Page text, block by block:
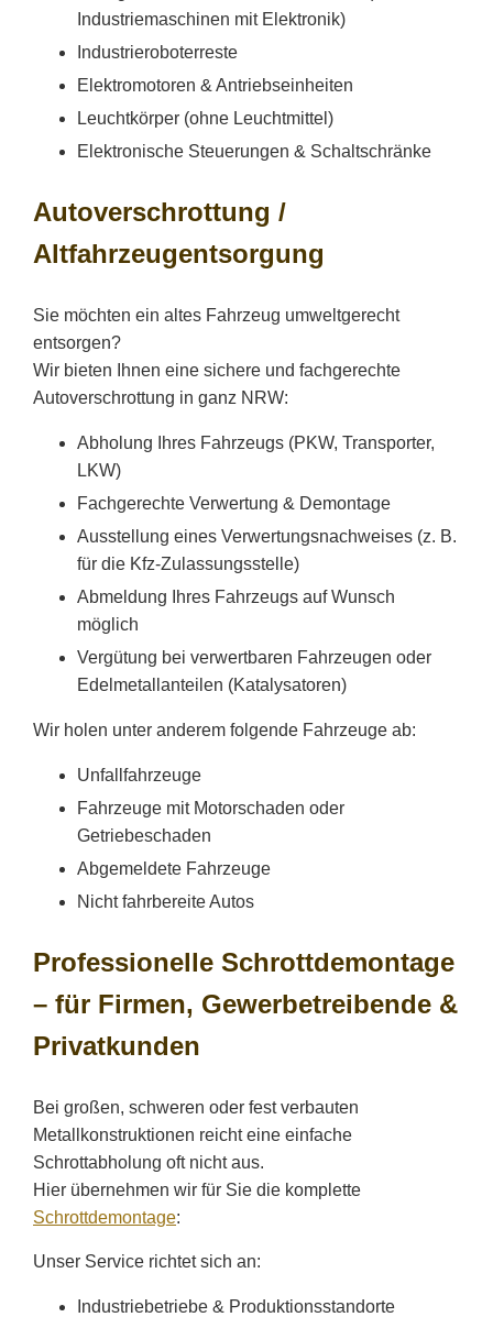
Industriemaschinen mit Elektronik)
Industrieroboterreste
Elektromotoren & Antriebseinheiten
Leuchtkörper (ohne Leuchtmittel)
Elektronische Steuerungen & Schaltschränke
Autoverschrottung /
Altfahrzeugentsorgung
Sie möchten ein altes Fahrzeug umweltgerecht
entsorgen?
Wir bieten Ihnen eine sichere und fachgerechte
Autoverschrottung in ganz NRW:
Abholung Ihres Fahrzeugs (PKW, Transporter,
LKW)
Fachgerechte Verwertung & Demontage
Ausstellung eines Verwertungsnachweises (z. B.
für die Kfz-Zulassungsstelle)
Abmeldung Ihres Fahrzeugs auf Wunsch
möglich
Vergütung bei verwertbaren Fahrzeugen oder
Edelmetallanteilen (Katalysatoren)
Wir holen unter anderem folgende Fahrzeuge ab:
Unfallfahrzeuge
Fahrzeuge mit Motorschaden oder
Getriebeschaden
Abgemeldete Fahrzeuge
Nicht fahrbereite Autos
Professionelle Schrottdemontage
– für Firmen, Gewerbetreibende &
Privatkunden
Bei großen, schweren oder fest verbauten
Metallkonstruktionen reicht eine einfache
Schrottabholung oft nicht aus.
Hier übernehmen wir für Sie die komplette
Schrottdemontage:
Unser Service richtet sich an:
Industriebetriebe & Produktionsstandorte